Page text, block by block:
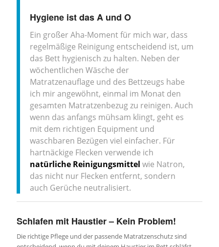
Hygiene ist das A und O
Ein großer Aha-Moment für mich war, dass
regelmäßige Reinigung entscheidend ist, um
das Bett hygienisch zu halten. Neben der
wöchentlichen Wäsche der
Matratzenauflage und des Bettzeugs habe
ich mir angewöhnt, einmal im Monat den
gesamten Matratzenbezug zu reinigen. Auch
wenn das anfangs mühsam klingt, geht es
mit dem richtigen Equipment und
waschbaren Bezügen viel einfacher. Für
hartnäckige Flecken verwende ich
natürliche Reinigungsmittel wie Natron,
das nicht nur Flecken entfernt, sondern
auch Gerüche neutralisiert.
Schlafen mit Haustier – Kein Problem!
Die richtige Pflege und der passende Matratzenschutz sind